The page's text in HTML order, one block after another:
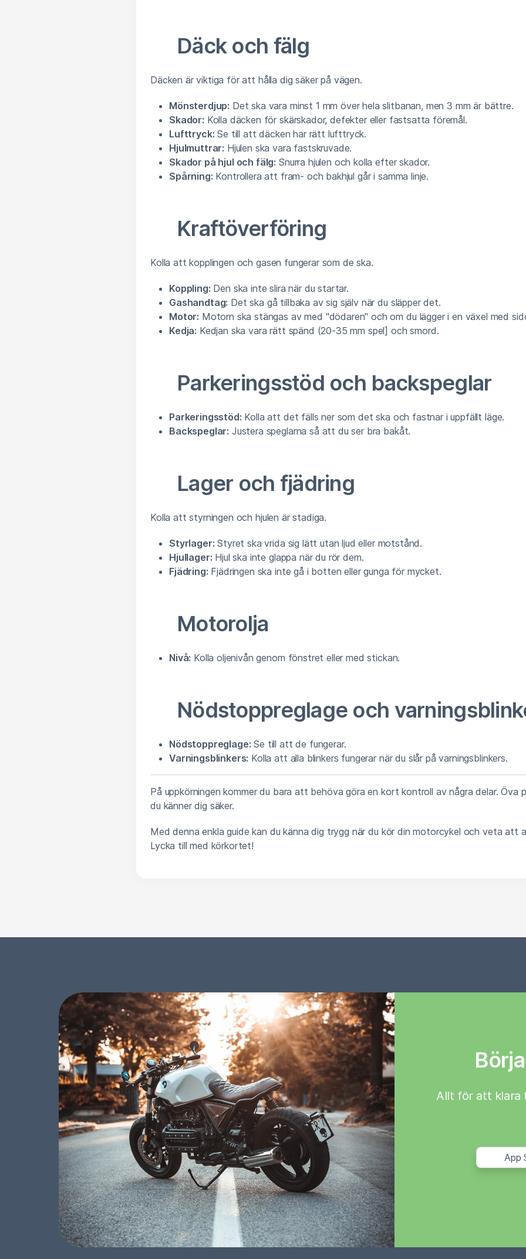
Däck och fälg
Däcken är viktiga för att hålla dig säker på vägen.
Mönsterdjup: Det ska vara minst 1 mm över hela slitbanan, men 3 mm är bättre.
Skador: Kolla däcken för skärskador, defekter eller fastsatta föremål.
Lufttryck: Se till att däcken har rätt lufttryck.
Hjulmuttrar: Hjulen ska vara fastskruvade.
Skador på hjul och fälg: Snurra hjulen och kolla efter skador.
Spårning: Kontrollera att fram- och bakhjul går i samma linje.
Kraftöverföring
Kolla att kopplingen och gasen fungerar som de ska.
Koppling: Den ska inte slira när du startar.
Gashandtag: Det ska gå tillbaka av sig själv när du släpper det.
Motor: Motorn ska stängas av med "dödaren" och om du lägger i en växel med
Kedja: Kedjan ska vara rätt spänd (20-35 mm spel] och smord.
Parkeringsstöd och backspeglar
Parkeringsstöd: Kolla att det fälls ner som det ska och fastnar i uppfällt läge.
Backspeglar: Justera speglarna så att du ser bra bakåt.
Lager och fjädring
Kolla att styrningen och hjulen är stadiga.
Styrlager: Styret ska vrida sig lätt utan ljud eller motstånd.
Hjullager: Hjul ska inte glappa när du rör dem.
Fjädring: Fjädringen ska inte gå i botten eller gunga för mycket.
Motorolja
Nivå: Kolla oljenivån genom fönstret eller med stickan.
Nödstoppreglage och
Nödstoppreglage: Se till att de fungerar.
Varningsblinkers: Kolla att alla blinkers fungerar när du slår på varningsblinkers.
På uppkörningen kommer du bara att behöva göra en kort kontroll av några delar. Öva
du känner dig säker.
Med denna enkla guide kan du känna dig trygg när du kör din motorcykel och veta att
Lycka till med körkortet!
Allt för att klara
App